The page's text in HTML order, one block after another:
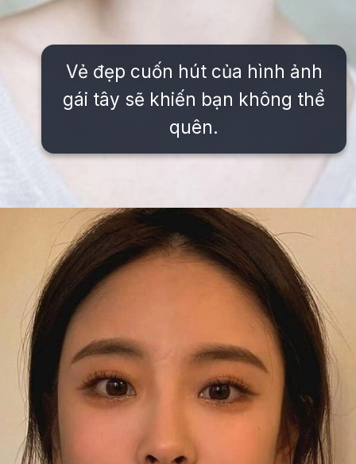
Vẻ đẹp cuốn hút của hình ảnh
gái tây sẽ khiến bạn không thể
quên.
Đang mởhttps://issiloo.edu.vn/gai-tay-xinh